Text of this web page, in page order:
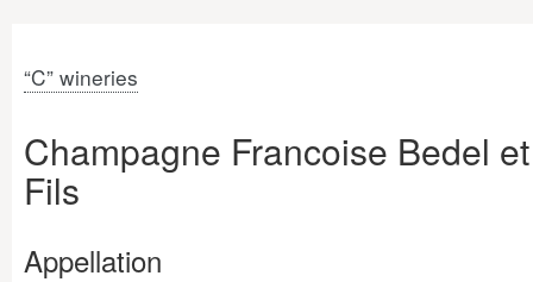
“C” wineries
Champagne Francoise Bedel et
Fils
Appellation